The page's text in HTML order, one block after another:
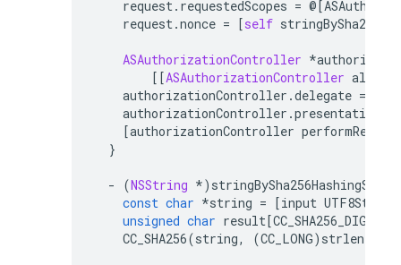
request. requestedScopes = @[
request.nonce = [self
ASAuthorizationController *
[[ASAuthorizationController alloc
authorizationController .delegate =
authorizationController .
[authorizationController
}
- (NSString *)
const char *string = [input UTF8String
unsigned char result[
CC_SHA256(string, (CC_LONG) strlen